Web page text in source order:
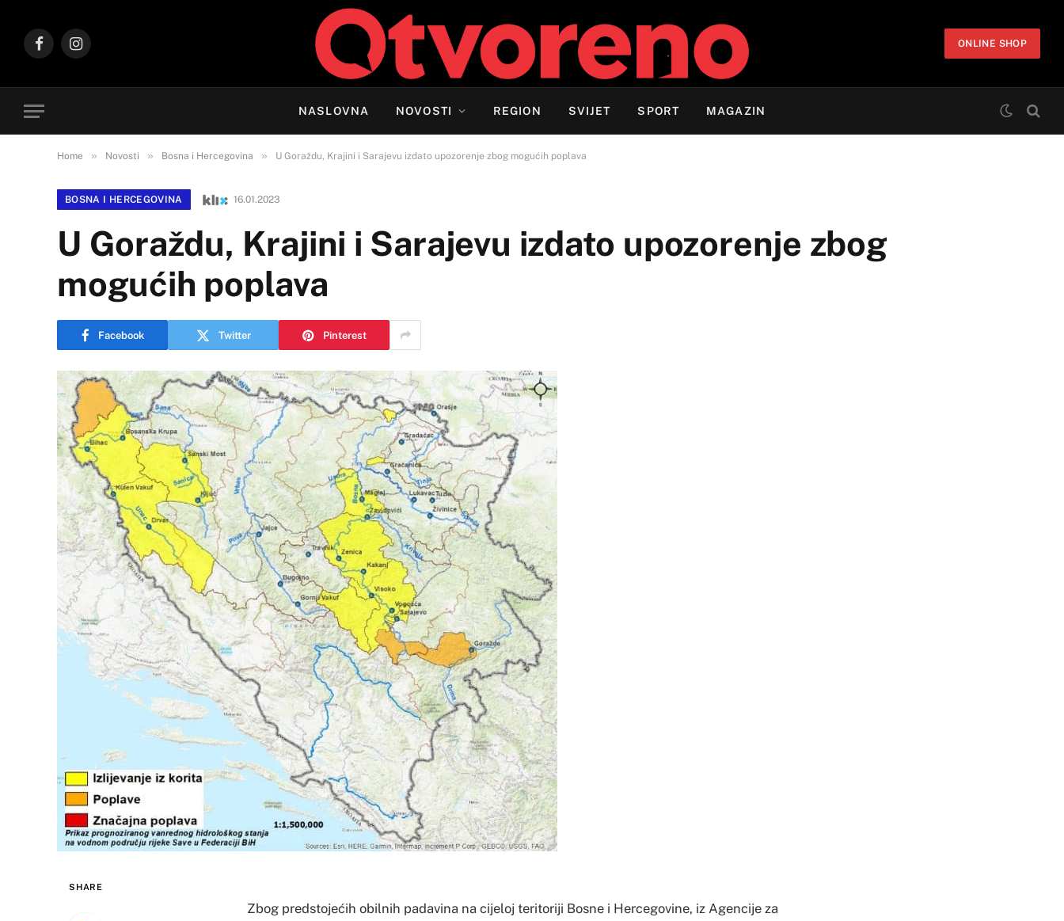
FacebookInstagram
ONLINE SHOP
NASLOVNA NOVOSTI REGION SVIJET SPORT MAGAZIN
Home » Novosti » Bosna i Hercegovina » U Goraždu, Krajini i Sarajevu izdato upozorenje zbog mogućih poplava
BOSNA I HERCEGOVINA 16.01.2023
U Goraždu, Krajini i Sarajevu izdato upozorenje zbog
mogućih poplava
Facebook Twitter Pinterest
SHARE
Zbog predstojećih obilnih padavina na cijeloj teritoriji Bosne i Hercegovine, iz Agencije za